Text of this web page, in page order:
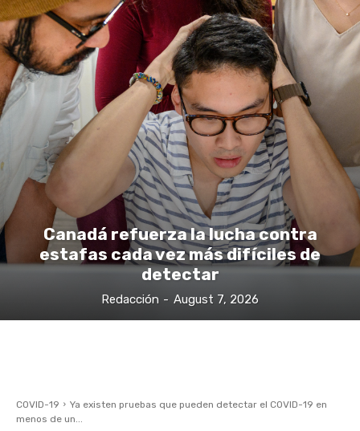
Canadá refuerza la lucha contra
estafas cada vez más difíciles de
detectar
Redacción - August 7, 2026